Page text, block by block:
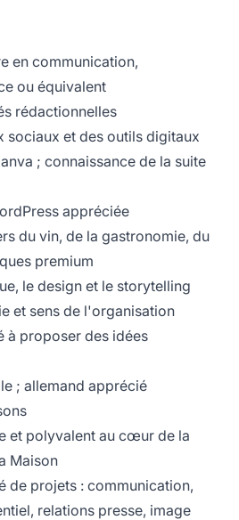
en communication,
ou équivalent
rédactionnelles
sociaux et des outils digitaux
; connaissance de la suite
appréciée
du vin, de la gastronomie, du
premium
le design et le storytelling
et sens de l'organisation
à proposer des idées
; allemand apprécié
et polyvalent au cœur de la
Maison
de projets : communication,
relations presse, image